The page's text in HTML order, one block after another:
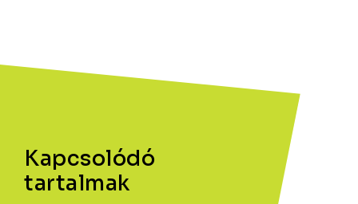
Kapcsolódó
tartalmak